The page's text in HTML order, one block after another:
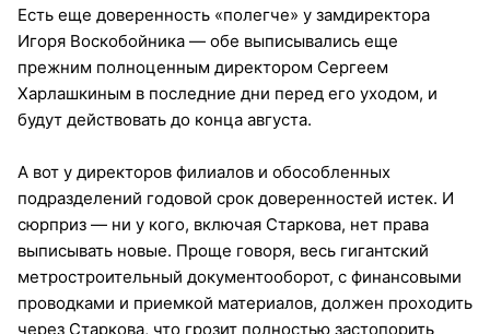
Есть еще доверенность «полегче» у замдиректора
Игоря Воскобойника — обе выписывались еще
прежним полноценным директором Сергеем
Харлашкиным в последние дни перед его уходом, и
будут действовать до конца августа.
А вот у директоров филиалов и обособленных
подразделений годовой срок доверенностей истек. И
сюрприз — ни у кого, включая Старкова, нет права
выписывать новые. Проще говоря, весь гигантский
метростроительный документооборот, с финансовыми
проводками и приемкой материалов, должен проходить
через Старкова, что грозит полностью застопорить